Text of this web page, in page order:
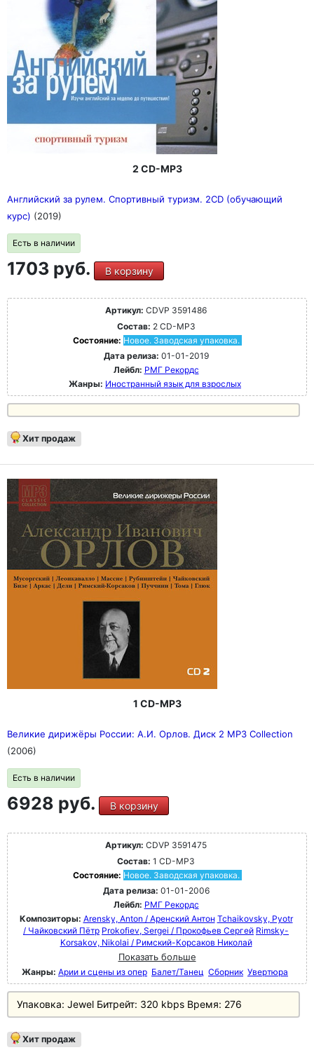
2 CD-MP3
Английский за рулем. Спортивный туризм. 2CD (обучающий
курс) (2019)
Есть в наличии
1703 руб. В корзину
Артикул: CDVP 3591486
Состав: 2 CD-MP3
Состояние: Новое. Заводская упаковка.
Дата релиза: 01-01-2019
Лейбл: РМГ Рекордс
Жанры: Иностранный язык для взрослых
Хит продаж
1 CD-MP3
Великие дирижёры России: А.И. Орлов. Диск 2 MP3 Collection
(2006)
Есть в наличии
6928 руб. В корзину
Артикул: CDVP 3591475
Состав: 1 CD-MP3
Состояние: Новое. Заводская упаковка.
Дата релиза: 01-01-2006
Лейбл: РМГ Рекордс
Композиторы: Arensky, Anton / Аренский Антон Tchaikovsky, Pyotr
/ Чайковский Пётр Prokofiev, Sergei / Прокофьев Сергей Rimsky-
Korsakov, Nikolai / Римский-Корсаков Николай
Показать больше
Жанры: Арии и сцены из опер Балет/Танец Сборник Увертюра
Упаковка: Jewel Битpeйт: 320 kbps Bpeмя: 276
Хит продаж